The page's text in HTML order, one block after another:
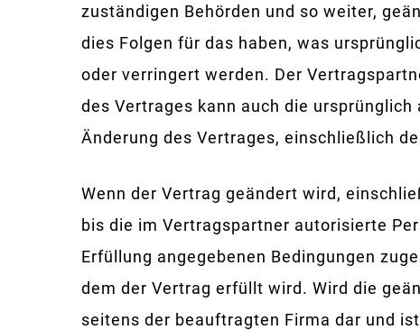
zuständigen Behörden und so weiter,
dies Folgen für das haben, was
oder verringert werden. Der
des Vertrages kann auch die
Änderung des Vertrages, einschließlich
Wenn der Vertrag geändert wird,
bis die im Vertragspartner autorisierte
Erfüllung angegebenen Bedingungen
dem der Vertrag erfüllt wird. Wird die
seitens der beauftragten Firma dar und